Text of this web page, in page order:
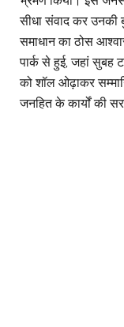
सीधा संवाद कर उनकी
समाधान का ठोस
पार्क से हुई, जहां सुबह
को शॉल ओढ़ाकर
जनहित के कार्यों की